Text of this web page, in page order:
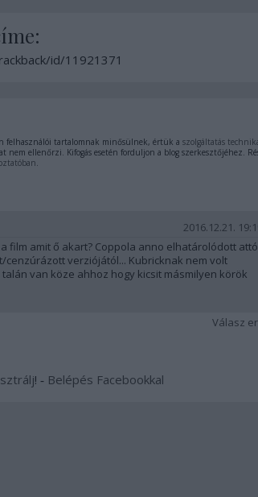
id/11921371
felhasználói tartalomnak minősülnek, értük a szolgáltatás
nem ellenőrzi. Kifogás esetén forduljon a blog szerkesztőjéhez.
.
2016.12.21.
film amit ő akart? Coppola anno elhatárolódott
cenzúrázott verziójától... Kubricknak nem volt
van köze ahhoz hogy kicsit másmilyen körök
Válasz
! ‐ Belépés Facebookkal